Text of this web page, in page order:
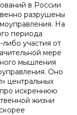
в России
разрушены
На
периода
участия от
мере
мышления
Оно
центральных
про искреннюю
жизни